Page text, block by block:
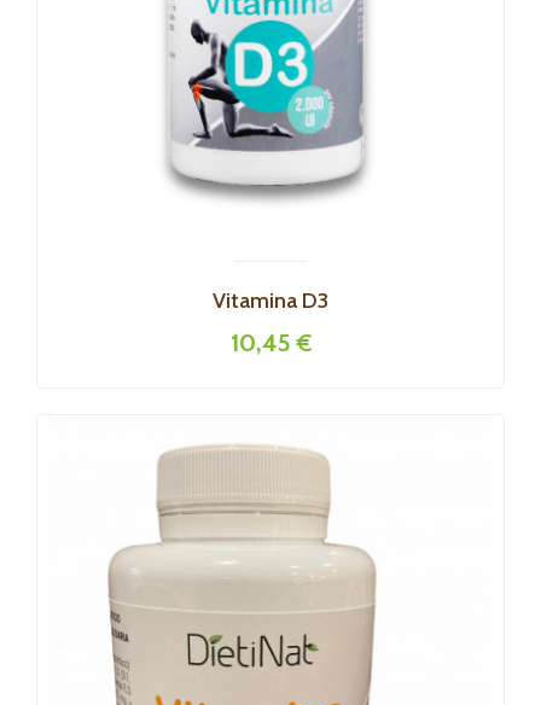
Vitamina D3
10,45 €